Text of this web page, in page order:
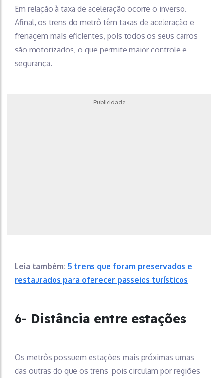
Em relação à taxa de aceleração ocorre o inverso.
Afinal, os trens do metrô têm taxas de aceleração e
frenagem mais eficientes, pois todos os seus carros
são motorizados, o que permite maior controle e
segurança.
Publicidade
Leia também: 5 trens que foram preservados e
restaurados para oferecer passeios turísticos
6- Distância entre estações
Os metrôs possuem estações mais próximas umas
das outras do que os trens, pois circulam por regiões